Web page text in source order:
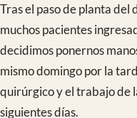
Esta expedición ha realizado 133